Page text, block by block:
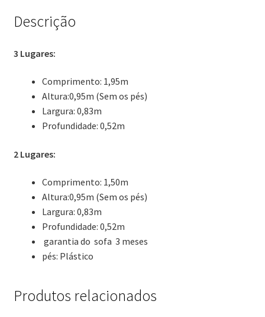
Descrição
3 Lugares:
Comprimento: 1,95m
Altura:0,95m (Sem os pés)
Largura: 0,83m
Profundidade: 0,52m
2 Lugares:
Comprimento: 1,50m
Altura:0,95m (Sem os pés)
Largura: 0,83m
Profundidade: 0,52m
garantia do sofa 3 meses
pés: Plástico
Produtos relacionados